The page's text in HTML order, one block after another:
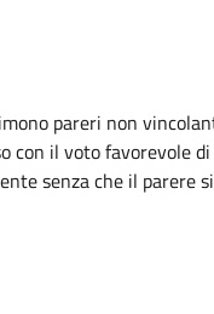
pareri non
con il voto favorevole
senza che il parere